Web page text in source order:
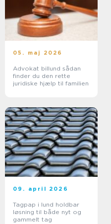
05. maj 2026
Advokat billund sådan
finder du den rette
juridiske hjælp til familien
09. april 2026
Tagpap i lund holdbar
løsning til både nyt og
gammelt tag